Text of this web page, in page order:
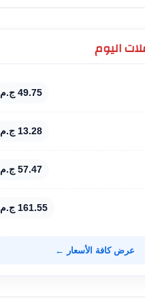
اليوم
49.75 ج.م
13.28 ج.م
57.47 ج.م
161.55 ج.م
عرض كافة الأسعار ←